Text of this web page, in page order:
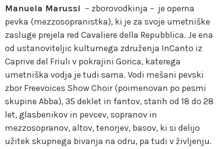
Manuela Marussi – zborovodkinja – je operna
pevka (mezzosopranistka), ki je za svoje umetniške
zasluge prejela red Cavaliere della Repubblica. Je ena
od ustanoviteljic kulturnega združenja InCanto iz
Caprive del Friuli v pokrajini Gorica, katerega
umetniška vodja je tudi sama. Vodi mešani pevski
zbor Freevoices Show Choir (poimenovan po pesmi
skupine Abba), 35 deklet in fantov, starih od 18 do 28
let, glasbenikov in pevcev, sopranov in
mezzosopranov, altov, tenorjev, basov, ki si delijo
užitek skupnega bivanja na odru, pa tudi v življenju.